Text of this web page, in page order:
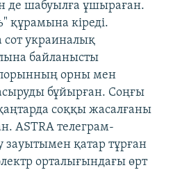
де шабуылға ұшыраған.
құрамына кіреді.
украиналық
байланысты
орны мен
бұйырған. Соңғы
соққы жасалғаны
ASTRA телеграм-
қатар тұрған
орталығындағы өрт